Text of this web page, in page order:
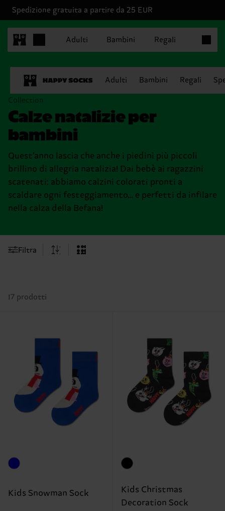
Spedizione gratuita a partire da 25 EUR
Adulti Bambini Regali
Adulti Bambini Regali
Collection
Calze natalizie per
bambini
Quest’anno lascia che anche i piedini più piccoli
brillino di allegria natalizia! Dai bebè ai ragazzini
scatenati: abbiamo calzini colorati pronti a
scaldare ogni festeggiamento… e perfetti da infilare
nella calza della Befana!
Filtra
17 prodotti
Kids Snowman Sock
Kids Christmas
Decoration Sock